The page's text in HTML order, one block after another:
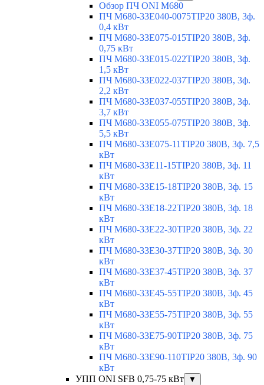
Обзор ПЧ ONI M680
ПЧ M680-33E040-0075TIP20 380В, 3ф.
0,4 кВт
ПЧ M680-33E075-015TIP20 380В, 3ф.
0,75 кВт
ПЧ M680-33E015-022TIP20 380В, 3ф.
1,5 кВт
ПЧ M680-33E022-037TIP20 380В, 3ф.
2,2 кВт
ПЧ M680-33E037-055TIP20 380В, 3ф.
3,7 кВт
ПЧ M680-33E055-075TIP20 380В, 3ф.
5,5 кВт
ПЧ M680-33E075-11TIP20 380В, 3ф. 7,5
кВт
ПЧ M680-33E11-15TIP20 380В, 3ф. 11
кВт
ПЧ M680-33E15-18TIP20 380В, 3ф. 15
кВт
ПЧ M680-33E18-22TIP20 380В, 3ф. 18
кВт
ПЧ M680-33E22-30TIP20 380В, 3ф. 22
кВт
ПЧ M680-33E30-37TIP20 380В, 3ф. 30
кВт
ПЧ M680-33E37-45TIP20 380В, 3ф. 37
кВт
ПЧ M680-33E45-55TIP20 380В, 3ф. 45
кВт
ПЧ M680-33E55-75TIP20 380В, 3ф. 55
кВт
ПЧ M680-33E75-90TIP20 380В, 3ф. 75
кВт
ПЧ M680-33E90-110TIP20 380В, 3ф. 90
кВт
УПП ONI SFB 0,75-75 кВт
▼